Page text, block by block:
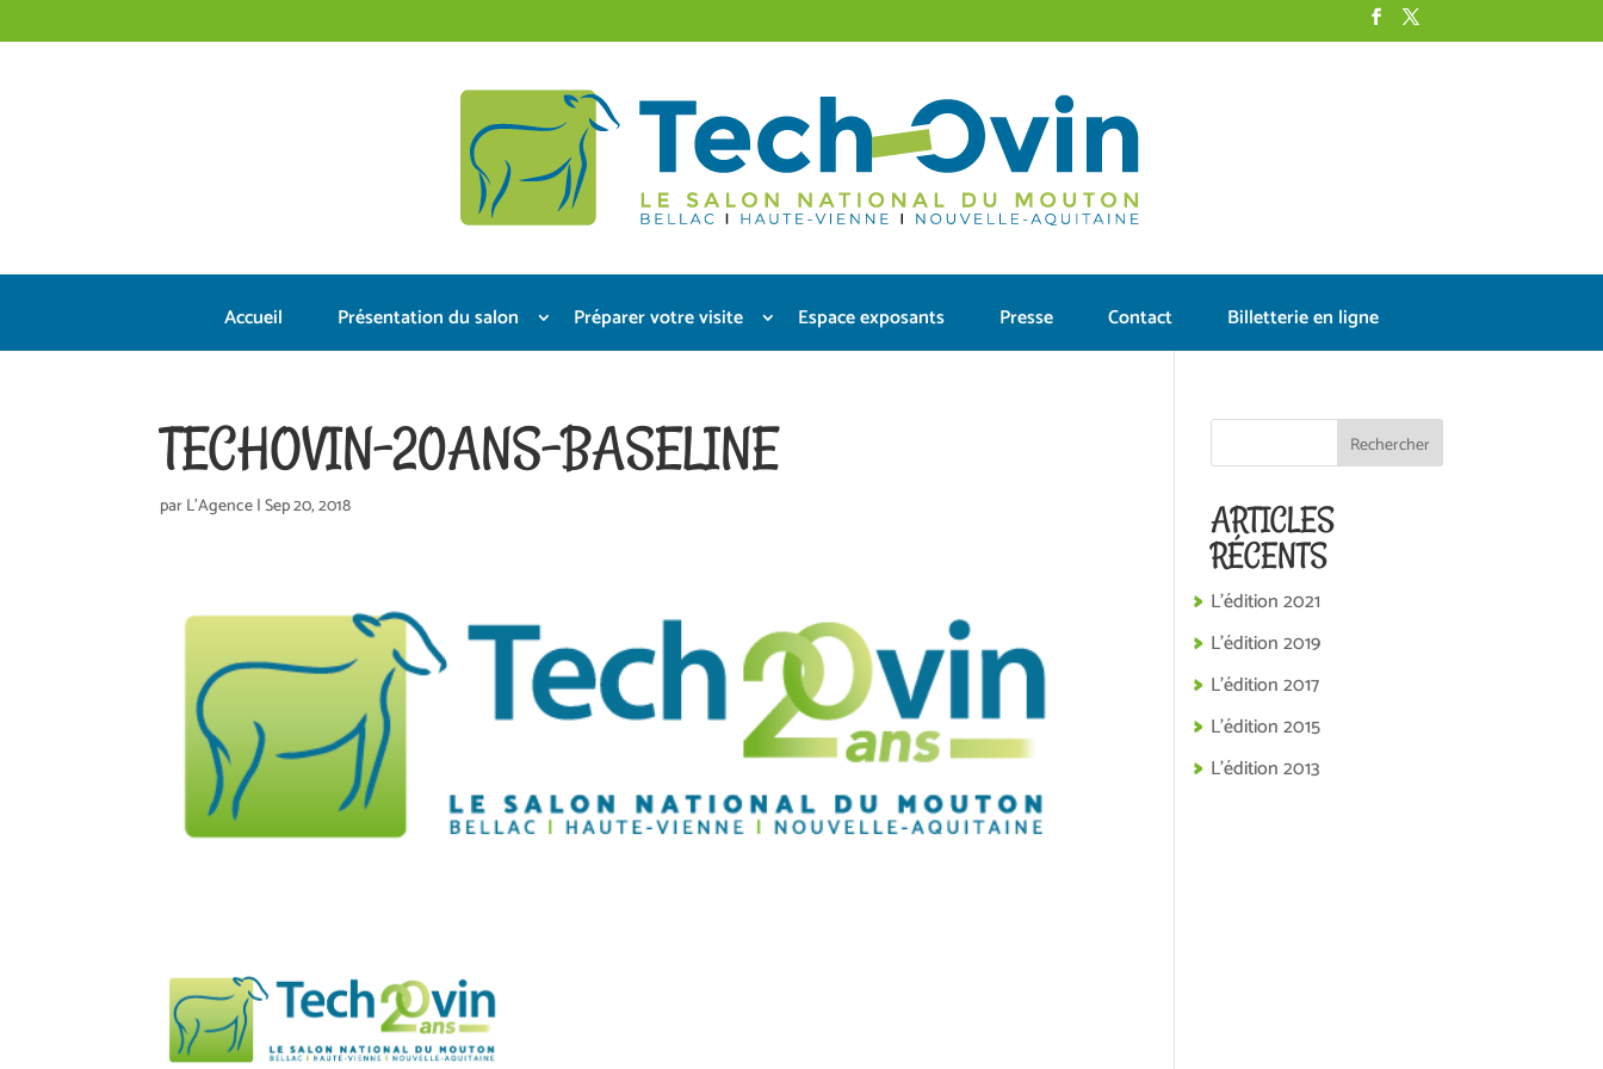
Accueil Présentation du salon Préparer votre visite Espace exposants Presse Contact Billetterie en ligne
TECHOVIN-20ANS-BASELINE
parL'Agence|Sep 20, 2018
ARTICLES
RÉCENTS
L’édition 2021
L’édition 2019
L’édition 2017
L’édition 2015
L’édition 2013